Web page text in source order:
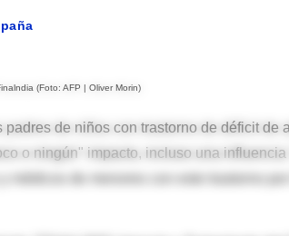
(Foto: AFP | Oliver Morin)
padres de niños con trastorno de déficit
o ningún" impacto, incluso una